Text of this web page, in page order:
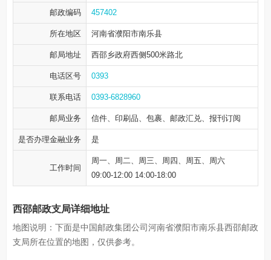
邮政编码 457402
所在地区 河南省濮阳市南乐县
邮局地址 西邵乡政府西侧500米路北
电话区号 0393
联系电话 0393-6828960
邮局业务 信件、印刷品、包裹、邮政汇兑、报刊订阅
是否办理金融业务 是
工作时间
周一、周二、周三、周四、周五、周六
09:00-12:00 14:00-18:00
西邵邮政支局详细地址
地图说明：下面是中国邮政集团公司河南省濮阳市南乐县西邵邮政
支局所在位置的地图，仅供参考。